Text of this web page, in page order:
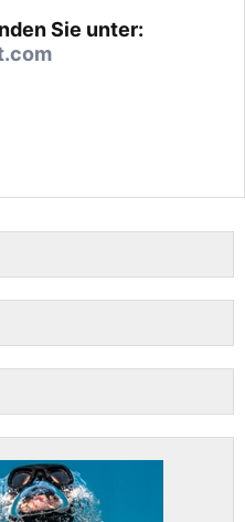
Sie unter: